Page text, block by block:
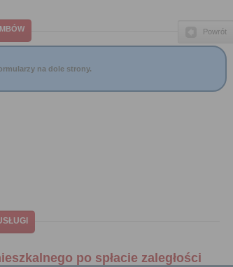
Powrót
na dole strony.
po spłacie zaległości